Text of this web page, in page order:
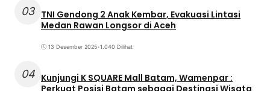
03 TNI Gendong 2 Anak Kembar, Evakuasi Lintasi
Medan Rawan Longsor di Aceh
13 Desember 2025•1.040 Dilihat
04 Kunjungi K SQUARE Mall Batam, Wamenpar :
Perkuat Posisi Batam sebagai Destinasi Wisata